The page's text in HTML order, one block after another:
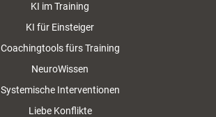
KI im Training
KI für Einsteiger
Coachingtools fürs Training
NeuroWissen
Systemische Interventionen
Liebe Konflikte